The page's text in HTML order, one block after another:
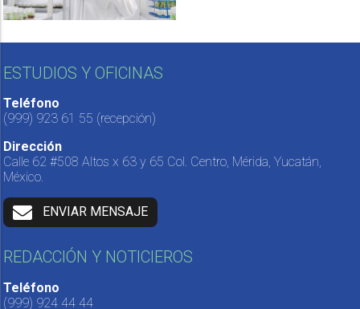
ESTUDIOS Y OFICINAS
Teléfono
(999) 923 61 55 (recepción)
Dirección
Calle 62 #508 Altos x 63 y 65 Col. Centro, Mérida, Yucatán,
México.
ENVIAR MENSAJE
REDACCIÓN Y NOTICIEROS
Teléfono
(999) 924 44 44